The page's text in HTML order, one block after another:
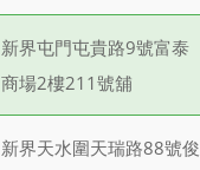
新界屯門屯貴路9號富泰
商場2樓211號舖
新界天水圍天瑞路88號俊